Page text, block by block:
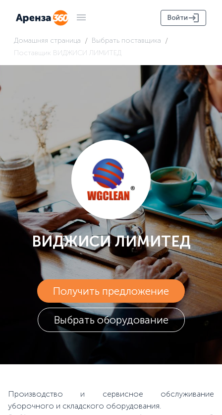
Войти
Домашняя страница / Выбрать поставщика /
Поставщик ВИДЖИСИ ЛИМИТЕД
ВИДЖИСИ ЛИМИТЕД
Получить предложение
Выбрать оборудование
Производство и сервисное обслуживание
уборочного и складского оборудования.